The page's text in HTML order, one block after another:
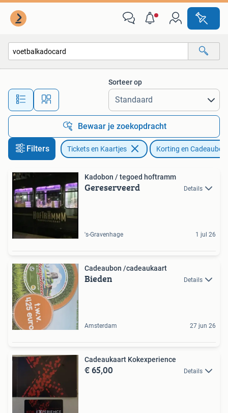
Alle afstanden…
Sorteer op
Bewaar je zoekopdracht
Filters Tickets en Kaartjes Korting en
Kadobon / tegoed hoftramm
Gereserveerd Details
's-Gravenhage 1 jul 26
Cadeaubon /cadeaukaart
Bieden Details
Amsterdam 27 jun 26
Cadeaukaart Kokexperience
€ 65,00 Details